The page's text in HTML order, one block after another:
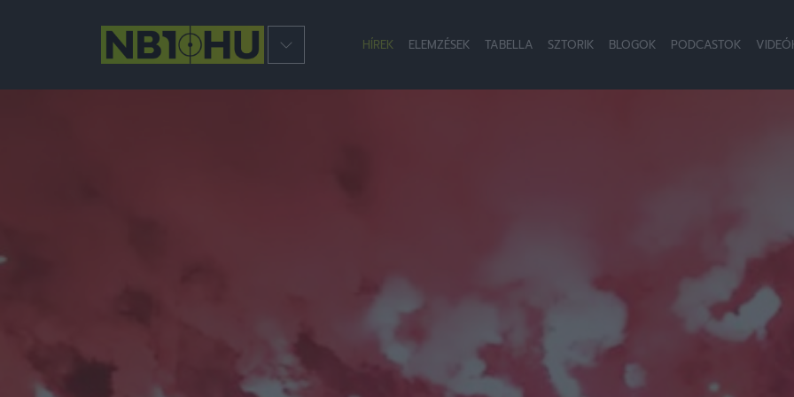
HÍREK ELEMZÉSEK TABELLA SZTORIK BLOGOK PODCASTOK